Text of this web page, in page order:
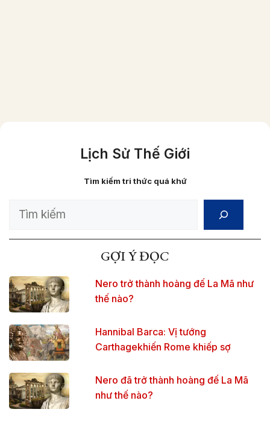
Lịch Sử Thế Giới
Tìm kiếm tri thức quá khứ
Search
GỢI Ý ĐỌC
Nero trở thành hoàng đế La Mã như
thế nào?
Hannibal Barca: Vị tướng
Carthagekhiến Rome khiếp sợ
Nero đã trở thành hoàng đế La Mã
như thế nào?